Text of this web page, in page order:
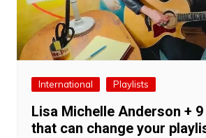
International Playlists
Lisa Michelle Anderson +
that can change your